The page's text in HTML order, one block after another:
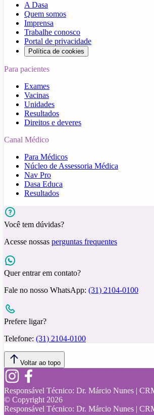
A Dasa
Quem somos
Imprensa
Trabalhe conosco
Portal de privacidade
Política de cookies
Para pacientes
Exames
Vacinas
Unidades
Resultados
Direitos e deveres
Canal Médico
Para Médicos
Núcleo de Assessoria Médica
Nav Pro
Dasa Educa
Resultados
Você tem dúvidas?
Acesse nossas perguntas frequentes
Quer entrar em contato?
Fale no nosso WhatsApp: (31) 2104-0100
Prefere ligar?
Telefone: (31) 2104-0100
Voltar ao topo
Responsável Técnico: Dr. Márcio Nunes |
© Copyright2026
Responsável Técnico: Dr. Márcio Nunes |